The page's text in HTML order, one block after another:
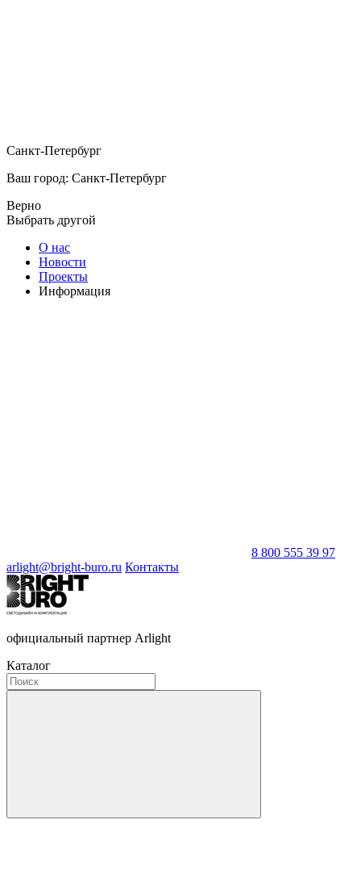
Санкт-Петербург
Ваш город: Санкт-Петербург
Верно
Выбрать другой
О нас
Новости
Проекты
Информация
8 800 555 39 97
arlight@bright-buro.ru Контакты
официальный партнер Arlight
Каталог